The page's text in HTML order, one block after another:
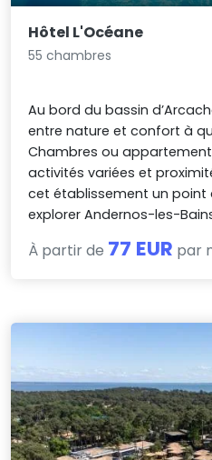
Hôtel L'Océane
55 chambres
Au bord du bassin
entre nature et confort à
Chambres ou
activités variées et
cet établissement un
explorer Andernos-les-
À partir de 77 EUR par